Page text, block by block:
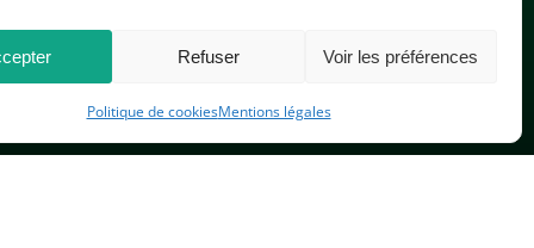
Refuser Voir les préférences
Politique de cookiesMentions légales